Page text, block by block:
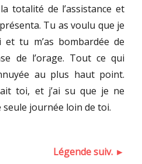
totalité de l’assistance et
Tu as voulu que je
et tu m’as bombardée de
de l’orage. Tout ce qui
au plus haut point.
toi, et j’ai su que je ne
journée loin de toi.
Légende suiv. ►